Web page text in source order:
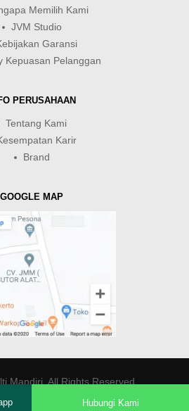
Memilih Kami
JVM Studio
Garansi
Kepuasan Pelanggan
PERUSAHAAN
Tentang Kami
Karir
Brand
GOOGLE MAP
Mandiri. All Rights Reserved.
Hubungi Kami